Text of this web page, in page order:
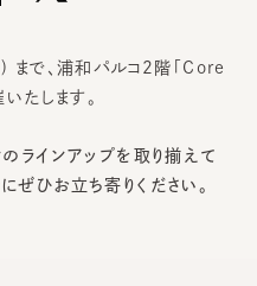
まで、浦和パルコ2階「Core
たします。
ラインアップを取り揃えて
ぜひお立ち寄りください。